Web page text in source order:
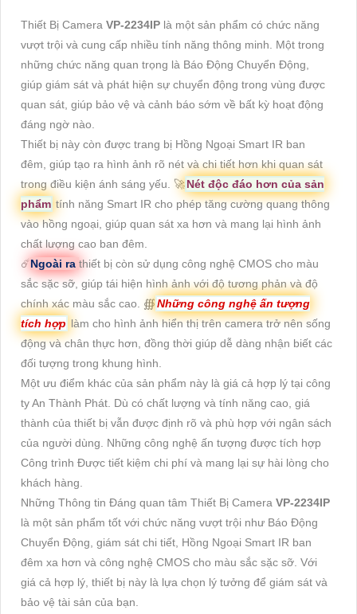
Thiết Bị Camera VP-2234IP là một sản phẩm có chức năng
vượt trội và cung cấp nhiều tính năng thông minh. Một trong
những chức năng quan trọng là Báo Động Chuyển Động,
giúp giám sát và phát hiện sự chuyển động trong vùng được
quan sát, giúp bảo vệ và cảnh báo sớm về bất kỳ hoạt động
đáng ngờ nào.
Thiết bị này còn được trang bị Hồng Ngoại Smart IR ban
đêm, giúp tạo ra hình ảnh rõ nét và chi tiết hơn khi quan sát
trong điều kiện ánh sáng yếu. 🚀Nét độc đáo hơn của sản
phẩm tính năng Smart IR cho phép tăng cường quang thông
vào hồng ngoại, giúp quan sát xa hơn và mang lại hình ảnh
chất lượng cao ban đêm.
☄️Ngoài ra thiết bị còn sử dụng công nghệ CMOS cho màu
sắc sặc sỡ, giúp tái hiện hình ảnh với độ tương phản và độ
chính xác màu sắc cao. ∰Những công nghệ ấn tượng
tích hợp làm cho hình ảnh hiển thị trên camera trở nên sống
động và chân thực hơn, đồng thời giúp dễ dàng nhận biết các
đối tượng trong khung hình.
Một ưu điểm khác của sản phẩm này là giá cả hợp lý tại công
ty An Thành Phát. Dù có chất lượng và tính năng cao, giá
thành của thiết bị vẫn được định rõ và phù hợp với ngân sách
của người dùng. Những công nghệ ấn tượng được tích hợp
Công trình Được tiết kiệm chi phí và mang lại sự hài lòng cho
khách hàng.
Những Thông tin Đáng quan tâm Thiết Bị Camera VP-2234IP
là một sản phẩm tốt với chức năng vượt trội như Báo Động
Chuyển Động, giám sát chi tiết, Hồng Ngoại Smart IR ban
đêm xa hơn và công nghệ CMOS cho màu sắc sặc sỡ. Với
giá cả hợp lý, thiết bị này là lựa chọn lý tưởng để giám sát và
bảo vệ tài sản của bạn.